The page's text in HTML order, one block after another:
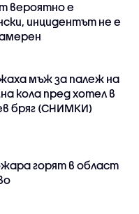
вероятно е
инцидентът не е
мъж за палеж на
кола пред хотел в
бряг (СНИМКИ)
горят в област